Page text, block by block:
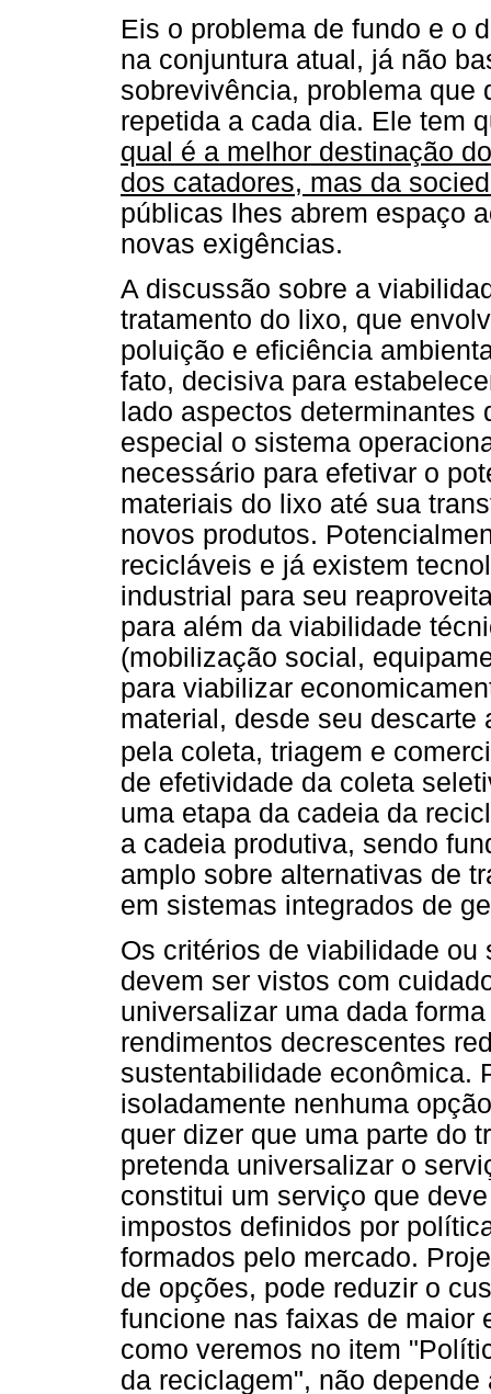
Eis o problema de fundo e o
na conjuntura atual, já não
sobrevivência, problema que
repetida a cada dia. Ele tem
qual é a melhor destinação
dos catadores, mas da
públicas lhes abrem espaço
novas exigências.
A discussão sobre a
tratamento do lixo, que
poluição e eficiência
fato, decisiva para
lado aspectos
especial o sistema
necessário para efetivar o
materiais do lixo até sua
novos produtos.
recicláveis e já existem
industrial para seu
para além da viabilidade
(mobilização social,
para viabilizar
material, desde seu descarte
pela coleta, triagem e
de efetividade da coleta
uma etapa da cadeia da
a cadeia produtiva, sendo
amplo sobre alternativas de
em sistemas integrados de
Os critérios de viabilidade
devem ser vistos com
universalizar uma dada
rendimentos decrescentes
sustentabilidade econômica.
isoladamente nenhuma
quer dizer que uma parte do
pretenda universalizar o
constitui um serviço que
impostos definidos por
formados pelo mercado.
de opções, pode reduzir o
funcione nas faixas de maior
como veremos no item
da reciclagem", não